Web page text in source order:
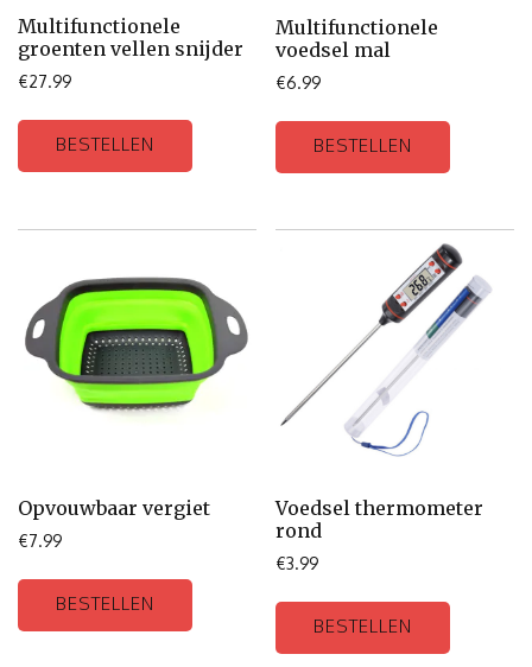
Multifunctionele
groenten vellen snijder
€27.99
BESTELLEN
Multifunctionele
voedsel mal
€6.99
BESTELLEN
Opvouwbaar vergiet
€7.99
BESTELLEN
Voedsel thermometer
rond
€3.99
BESTELLEN